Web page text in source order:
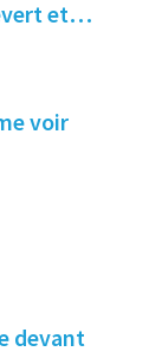
et
voir
devant